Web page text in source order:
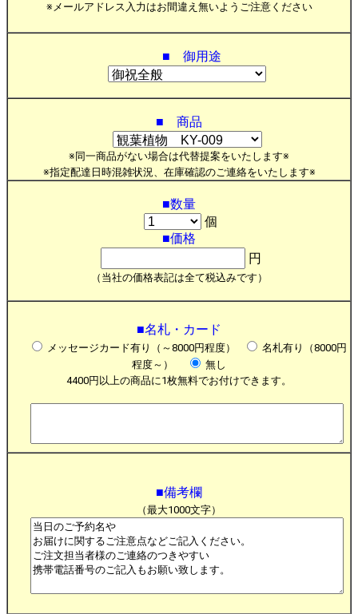
※メールアドレス入力はお間違え無いようご注意ください
■ 御用途
■ 商品
※同一商品がない場合は代替提案をいたします※
※指定配達日時混雑状況、在庫確認のご連絡をいたします※
■数量
個
■価格
円
（当社の価格表記は全て税込みです）
■名札・カード
メッセージカード有り（～8000円程度）
名札有り（8000円
程度～）
無し
4400円以上の商品に1枚無料でお付けできます。
■備考欄
（最大1000文字）